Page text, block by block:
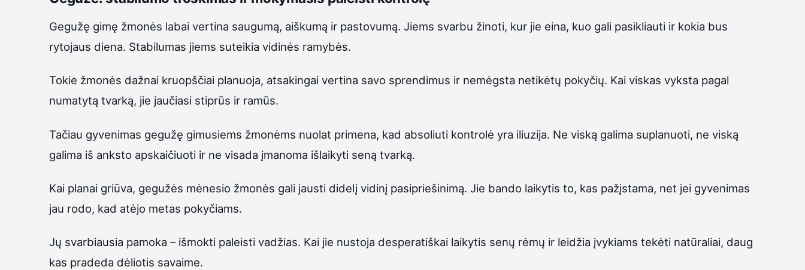
Gegužę gimę žmonės labai vertina saugumą, aiškumą ir pastovumą. Jiems svarbu žinoti, kur jie eina, kuo gali pasikliauti ir kokia bus
rytojaus diena. Stabilumas jiems suteikia vidinės ramybės.
Tokie žmonės dažnai kruopščiai planuoja, atsakingai vertina savo sprendimus ir nemėgsta netikėtų pokyčių. Kai viskas vyksta pagal
numatytą tvarką, jie jaučiasi stiprūs ir ramūs.
Tačiau gyvenimas gegužę gimusiems žmonėms nuolat primena, kad absoliuti kontrolė yra iliuzija. Ne viską galima suplanuoti, ne viską
galima iš anksto apskaičiuoti ir ne visada įmanoma išlaikyti seną tvarką.
Kai planai griūva, gegužės mėnesio žmonės gali jausti didelį vidinį pasipriešinimą. Jie bando laikytis to, kas pažįstama, net jei gyvenimas
jau rodo, kad atėjo metas pokyčiams.
Jų svarbiausia pamoka – išmokti paleisti vadžias. Kai jie nustoja desperatiškai laikytis senų rėmų ir leidžia įvykiams tekėti natūraliai, daug
kas pradeda dėliotis savaime.